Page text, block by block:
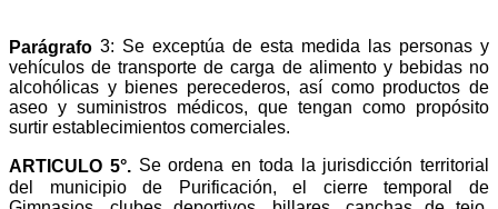
Parágrafo 3: Se exceptúa de esta medida las personas y
vehículos de transporte de carga de alimento y bebidas no
alcohólicas y bienes perecederos, así como productos de
aseo y suministros médicos, que tengan como propósito
surtir establecimientos comerciales.
ARTICULO 5°. Se ordena en toda la jurisdicción territorial
del municipio de Purificación, el cierre temporal de